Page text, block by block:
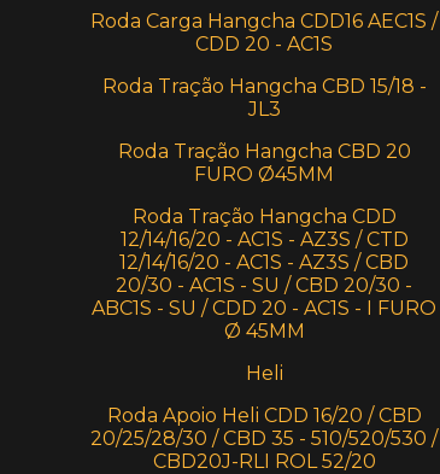
Roda Carga Hangcha CDD16 AEC1S /
CDD 20 - AC1S
Roda Tração Hangcha CBD 15/18 -
JL3
Roda Tração Hangcha CBD 20
FURO Ø45MM
Roda Tração Hangcha CDD
12/14/16/20 - AC1S - AZ3S / CTD
12/14/16/20 - AC1S - AZ3S / CBD
20/30 - AC1S - SU / CBD 20/30 -
ABC1S - SU / CDD 20 - AC1S - I FURO
Ø 45MM
Heli
Roda Apoio Heli CDD 16/20 / CBD
20/25/28/30 / CBD 35 - 510/520/530 /
CBD20J-RLI ROL 52/20